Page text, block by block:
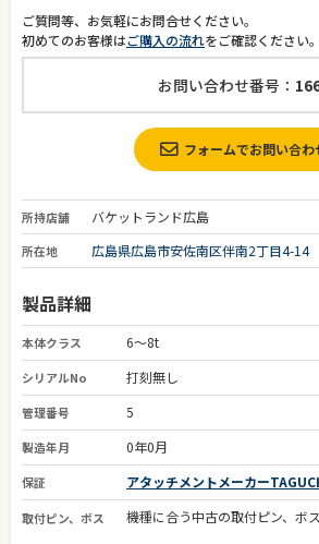
ご質問等、お気軽にお問合せください。
初めてのお客様はご購入の流れをご確認ください。
お問い合わせ番号：
フォームでお問い合わ
所持店舗 バケットランド広島
所在地 広島県広島市安佐南区伴南2丁目4-14
製品詳細
本体クラス 6～8t
シリアルNo 打刻無し
管理番号 5
製造年月 0年0月
保証 アタッチメントメーカー
取付ピン、ボス 機種に合う中古の取付ピン、ボ